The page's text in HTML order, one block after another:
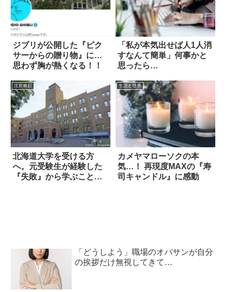
ジブリが公開した『ピク
サーからの贈り物』に…
思わず胸が熱くなる！！
「私が本気出せば人1人消
すなんて簡単」何事かと
思ったら…
注意喚起
北海道大学を受ける方
へ。元受験生が経験した
『失敗』から学ぶこと
生活と仕事
カメヤマローソクの本
気…！ 再現度MAXの『寿
司キャンドル』に感動
「どうしよう」職場のオバサンが自分
の挨拶だけ無視してきて…